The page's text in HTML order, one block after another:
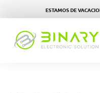
ESTAMOS DE